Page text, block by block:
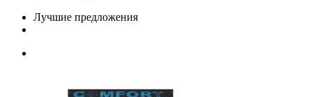
Лучшие предложения